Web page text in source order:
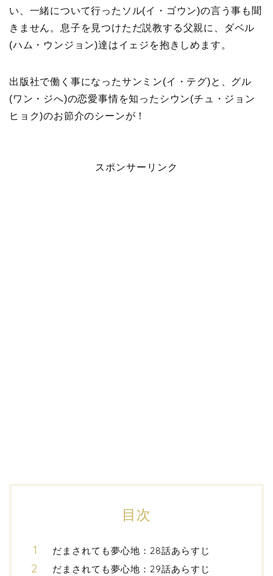
い、一緒について行ったソル(イ・ゴウン)の言う事も聞
きません。息子を見つけただ説教する父親に、ダベル
(ハム・ウンジョン)達はイェジを抱きしめます。
出版社で働く事になったサンミン(イ・テグ)と、グル
(ワン・ジへ)の恋愛事情を知ったシウン(チュ・ジョン
ヒョク)のお節介のシーンが！
スポンサーリンク
目次
だまされても夢心地：28話あらすじ
だまされても夢心地：29話あらすじ